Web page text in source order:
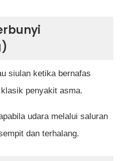
siulan ketika bernafas
penyakit asma.
udara melalui saluran
dan terhalang.